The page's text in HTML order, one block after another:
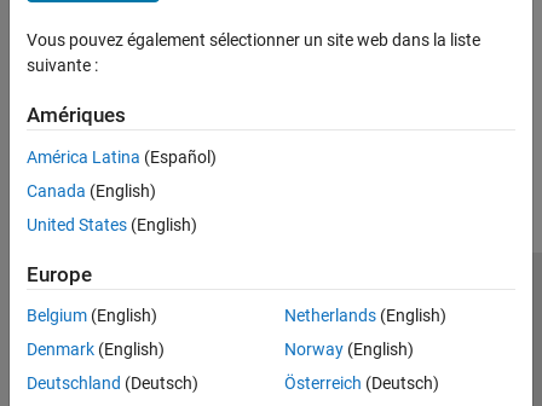
Vous pouvez également sélectionner un site web dans la liste
suivante :
Amériques
América Latina (Español)
Canada (English)
United States (English)
Europe
Belgium (English)
Denmark (English)
Deutschland (Deutsch)
Netherlands(English)
Norway(English)
Österreich (Deutsch)
Lutte anti-piratage
Contacts locaux
© 1994-2026 The MathWorks, Inc.